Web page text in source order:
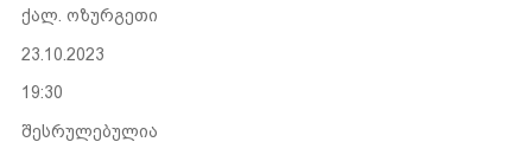
ქალ. ოზურგეთი
23.10.2023
19:30
შესრულებულია